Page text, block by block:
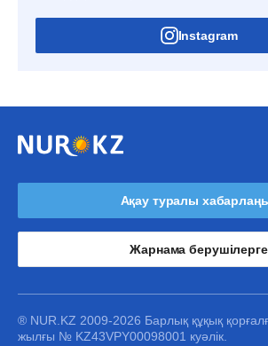
Instagram
Ақау туралы
Жарнама берушілерге
® NUR.KZ 2009-2026 Барлық құқық
жылғы № KZ43VPY00098001 куәлік.